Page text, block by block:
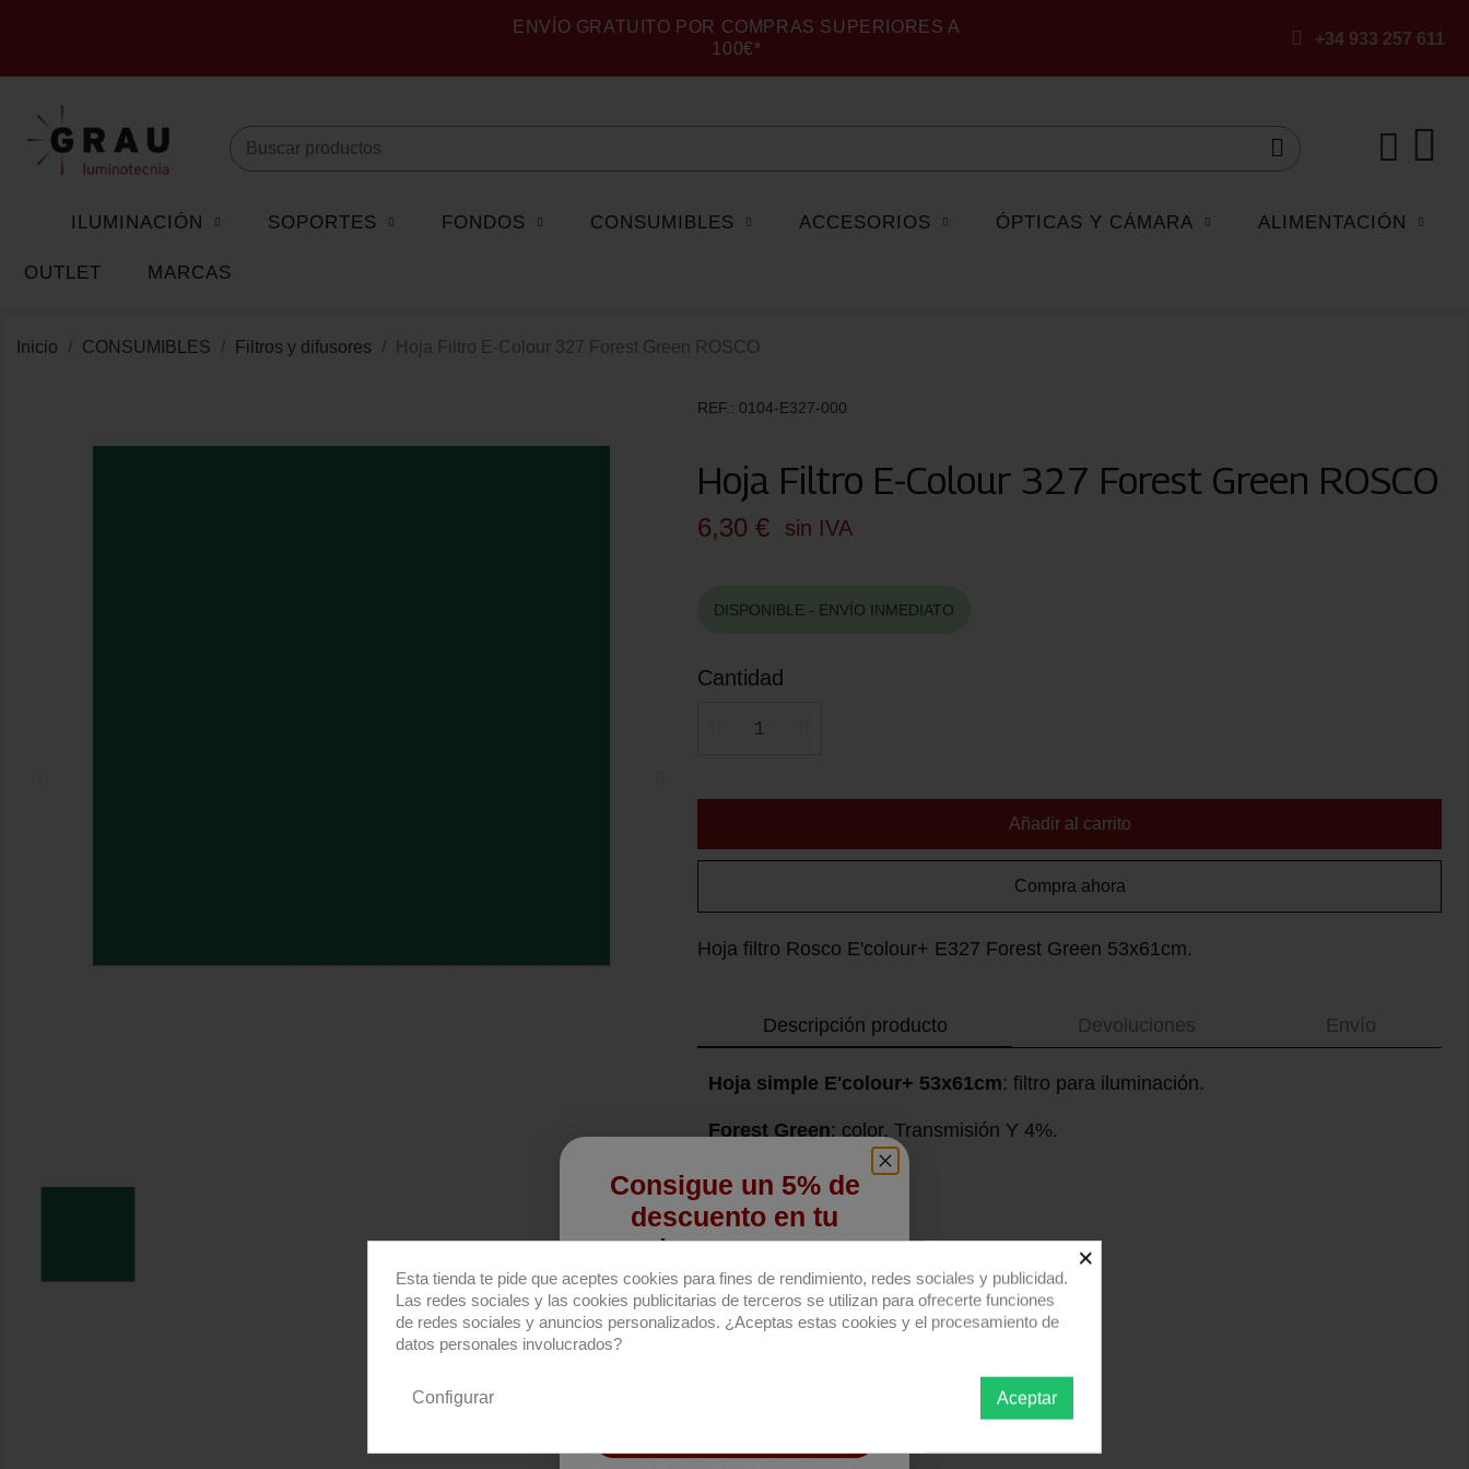
ENVÍO GRATUITO POR COMPRAS SUPERIORES A
100€*
+34 933 257 611
ILUMINACIÓN SOPORTES FONDOS CONSUMIBLES ACCESORIOS ÓPTICAS Y CÁMARA ALIMENTACIÓN
OUTLET MARCAS
Inicio CONSUMIBLES Filtros y difusores Hoja Filtro E-Colour 327 Forest Green ROSCO
REF. 0104-E327-000
Hoja Filtro E-Colour 327 Forest Green ROSCO
6,30 € sin IVA
DISPONIBLE - ENVÍO INMEDIATO
Cantidad
Añadir al carrito
Compra ahora
Hoja filtro Rosco E'colour+ E327 Forest Green 53x61cm.
Descripción producto Devoluciones Envío
Hoja simple E'colour+ 53x61cm: filtro para iluminación.
Forest Green: color. Transmisión Y 4%.
Productos relacionados
×
Esta tienda te pide que aceptes cookies para fines de rendimiento, redes sociales y publicidad.
Las redes sociales y las cookies publicitarias de terceros se utilizan para ofrecerte funciones
de redes sociales y anuncios personalizados. ¿Aceptas estas cookies y el procesamiento de
datos personales involucrados?
Aceptar
Configurar
Consigue un 5% de
descuento en tu
primera compra
Regístrate para recibir el descuento.
Email